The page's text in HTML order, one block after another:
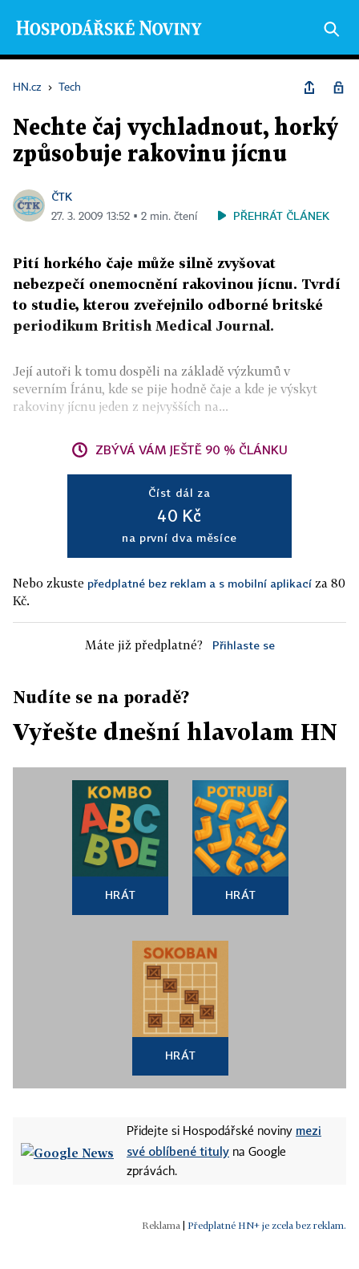
HN.cz › Tech
Nechte čaj vychladnout, horký
způsobuje rakovinu jícnu
ČTK
27. 3. 2009 13:52 ▪ 2 min. čtení PŘEHRÁT ČLÁNEK
Pití horkého čaje může silně zvyšovat
nebezpečí onemocnění rakovinou jícnu. Tvrdí
to studie, kterou zveřejnilo odborné britské
periodikum British Medical Journal.
Její autoři k tomu dospěli na základě výzkumů v
severním Íránu, kde se pije hodně čaje a kde je výskyt
rakoviny jícnu jeden z nejvyšších na...
ZBÝVÁ VÁM JEŠTĚ 90 % ČLÁNKU
Číst dál za
40 Kč
na první dva měsíce
Nebo zkuste předplatné bez reklam a s mobilní aplikací za 80
Kč.
Máte již předplatné? Přihlaste se
Nudíte se na poradě?
Vyřešte dnešní hlavolam HN
HRÁT HRÁT
HRÁT
Přidejte si Hospodářské noviny mezi
své oblíbené tituly na Google
zprávách.
Předplatné HN+ je zcela bez reklam.